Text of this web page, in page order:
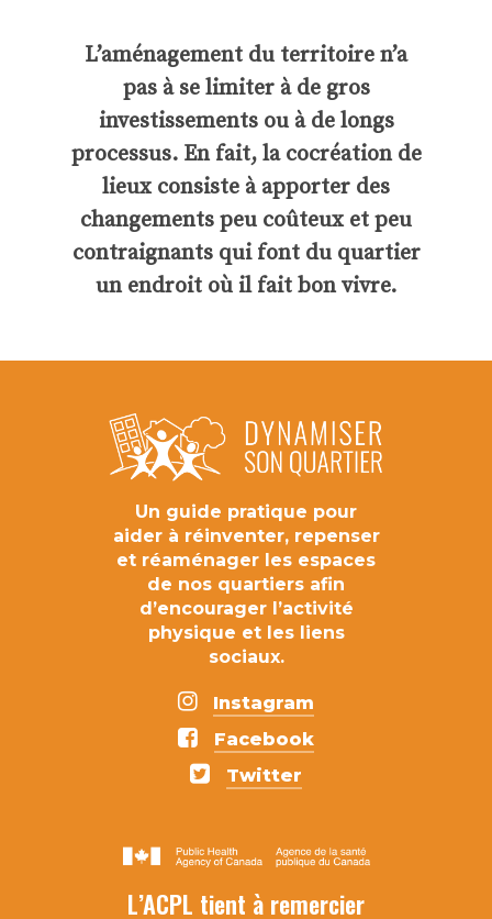
L’aménagement du territoire n’a
pas à se limiter à de gros
investissements ou à de longs
processus. En fait, la cocréation de
lieux consiste à apporter des
changements peu coûteux et peu
contraignants qui font du quartier
un endroit où il fait bon vivre.
Un guide pratique pour
aider à réinventer, repenser
et réaménager les espaces
de nos quartiers afin
d’encourager l’activité
physique et les liens
sociaux.
Instagram
Facebook
Twitter
L’ACPL tient à remercier